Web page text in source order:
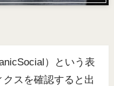
）という表
スを確認すると出